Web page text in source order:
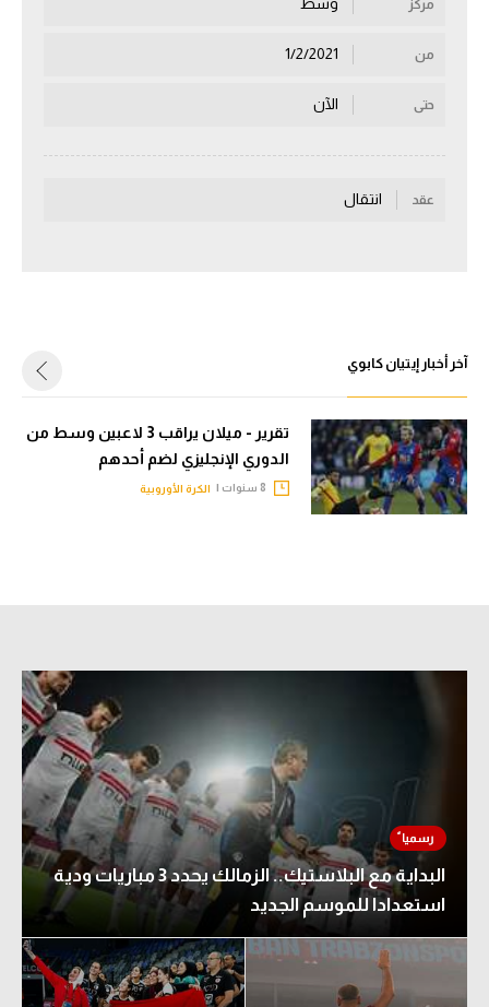
أقسام
منتخب مصر
القسم الثاني
رياضات أخرى
أمم إفريقيا
في المونديال
رياضة نسائية
آسيا
أمريكا
ركن الألعاب
مركز
من
حتى الآن
عقد انتقال
آخر أخبار إيتيان كابوي
تقرير - ميلان يراقب 3 لاعبين وسط من
الدوري الإنجليزي لضم أحدهم
الكرة الأوروبية
البداية مع البلاستيك.. الزمالك يحدد 3 مباريات ودية
استعدادا للموسم الجديد